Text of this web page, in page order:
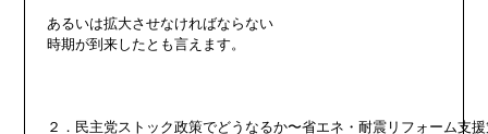
あるいは拡大させなければならない
時期が到来したとも言えます。
２．民主党ストック政策でどうなるか〜省エネ・耐震リフォーム支